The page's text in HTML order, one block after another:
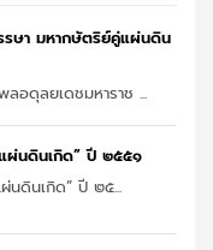
รษา มหากษัตริย์คู่แผ่นดิน
ลอดุลยเดชมหาราช ...
ผ่นดินเกิด” ปี ๒๕๕๑
นดินเกิด” ปี ๒๕...